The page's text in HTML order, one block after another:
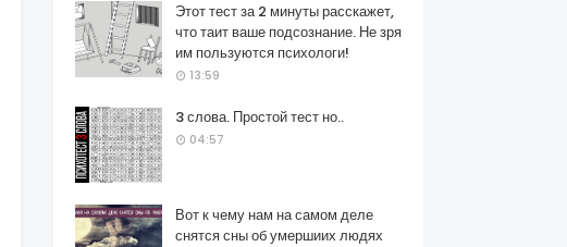
Этот тест за 2 минуты расскажет,
что таит ваше подсознание. Не зря
им пользуются психологи!
13:59
3 слова. Простой тест но..
04:57
Вот к чему нам на самом деле
снятся сны об умершиих людях